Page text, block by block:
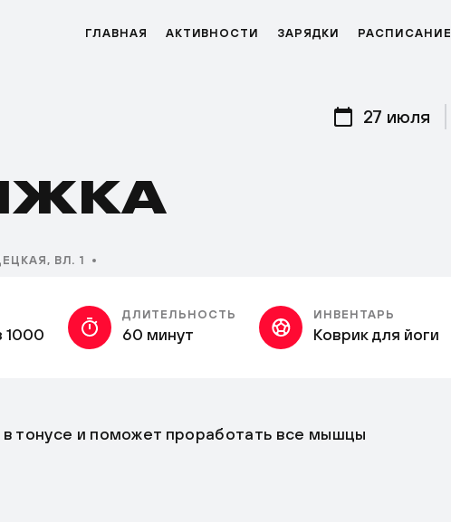
ГЛАВНАЯ АКТИВНОСТИ ЗАРЯДКИ РАСПИСАНИЕ
27 июля
ВЛ. 1
1000
ДЛИТЕЛЬНОСТЬ
60 минут
ИНВЕНТАРЬ
Коврик для йоги
тонусе и поможет проработать все мышцы